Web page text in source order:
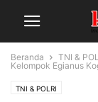
Beranda TNI &
Kelompok Egianus
TNI & POLRI